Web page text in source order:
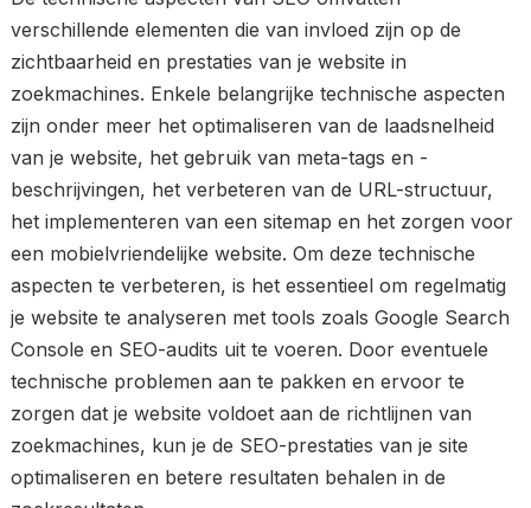
verschillende elementen die van invloed zijn op de
zichtbaarheid en prestaties van je website in
zoekmachines. Enkele belangrijke technische aspecten
zijn onder meer het optimaliseren van de laadsnelheid
van je website, het gebruik van meta-tags en -
beschrijvingen, het verbeteren van de URL-structuur,
het implementeren van een sitemap en het zorgen voor
een mobielvriendelijke website. Om deze technische
aspecten te verbeteren, is het essentieel om regelmatig
je website te analyseren met tools zoals Google Search
Console en SEO-audits uit te voeren. Door eventuele
technische problemen aan te pakken en ervoor te
zorgen dat je website voldoet aan de richtlijnen van
zoekmachines, kun je de SEO-prestaties van je site
optimaliseren en betere resultaten behalen in de